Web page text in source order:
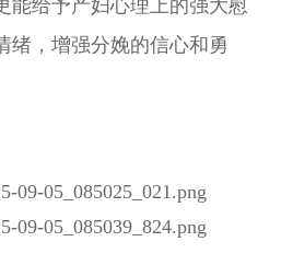
能给予产妇心理上的强大慰
绪，增强分娩的信心和勇